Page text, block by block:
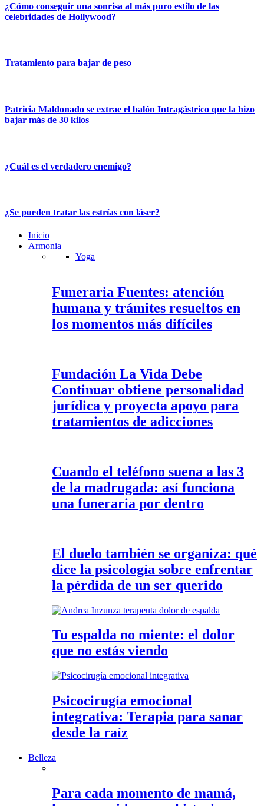
¿Cómo conseguir una sonrisa al más puro estilo de las
celebridades de Hollywood?
Tratamiento para bajar de peso
Patricia Maldonado se extrae el balón Intragástrico que la hizo
bajar más de 30 kilos
¿Cuál es el verdadero enemigo?
¿Se pueden tratar las estrías con láser?
Inicio
Armonia
Yoga
Funeraria Fuentes: atención
humana y trámites resueltos en
los momentos más difíciles
Fundación La Vida Debe
Continuar obtiene personalidad
jurídica y proyecta apoyo para
tratamientos de adicciones
Cuando el teléfono suena a las 3
de la madrugada: así funciona
una funeraria por dentro
El duelo también se organiza: qué
dice la psicología sobre enfrentar
la pérdida de un ser querido
Tu espalda no miente: el dolor
que no estás viendo
Psicocirugía emocional
integrativa: Terapia para sanar
desde la raíz
Belleza
Para cada momento de mamá,